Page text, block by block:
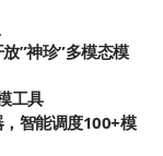
”神珍”多模态模
工具
智能调度100+模